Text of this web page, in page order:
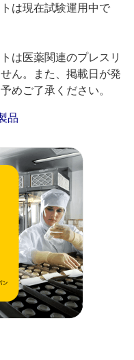
は現在試験運用中で
は医薬関連のプレスリ
ん。また、掲載日が発
めご了承ください。
品